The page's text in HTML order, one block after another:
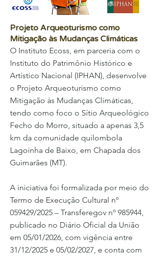
Projeto Arqueoturismo como
Mitigação às Mudanças Climáticas
O Instituto Ecoss, em parceria com o
Instituto do Patrimônio Histórico e
Artístico Nacional (IPHAN), desenvolve
o Projeto Arqueoturismo como
Mitigação às Mudanças Climáticas,
tendo como foco o Sítio Arqueológico
Fecho do Morro, situado a apenas 3,5
km da comunidade quilombola
Lagoinha de Baixo, em Chapada dos
Guimarães (MT).
A iniciativa foi formalizada por meio do
Termo de Execução Cultural nº
059429/2025 – Transferegov nº 985944,
publicado no Diário Oficial da União
em 05/01/2026, com vigência entre
31/12/2025 e 05/02/2027, e conta com